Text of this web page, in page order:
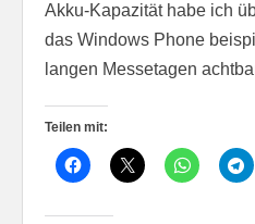
Akku-Kapazität habe ich
das Windows Phone
langen Messetagen
Teilen mit: